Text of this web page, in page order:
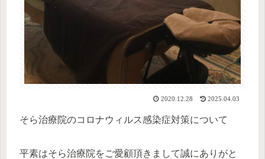
2020.12.28 2025.04.03
そら治療院のコロナウィルス感染症対策について
平素はそら治療院をご愛顧頂きまして誠にありがと